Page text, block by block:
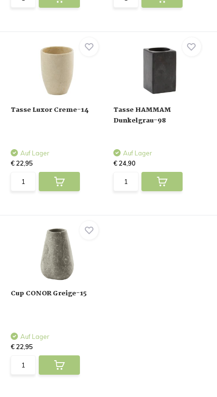
Tasse Luxor Creme-14
Auf Lager
€ 22,95
Tasse HAMMAM
Dunkelgrau-98
Auf Lager
€ 24,90
Cup CONOR Greige-15
Auf Lager
€ 22,95